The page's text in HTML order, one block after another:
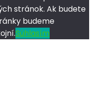
stránok. Ak budete
budeme
Súhlasím